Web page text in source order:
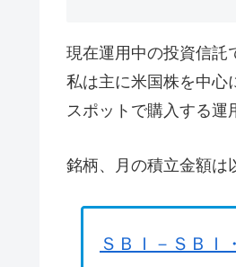
現在運用中の投資信託
私は主に米国株を中心
スポットで購入する運
銘柄、月の積立金額は
ＳＢＩ－ＳＢＩ